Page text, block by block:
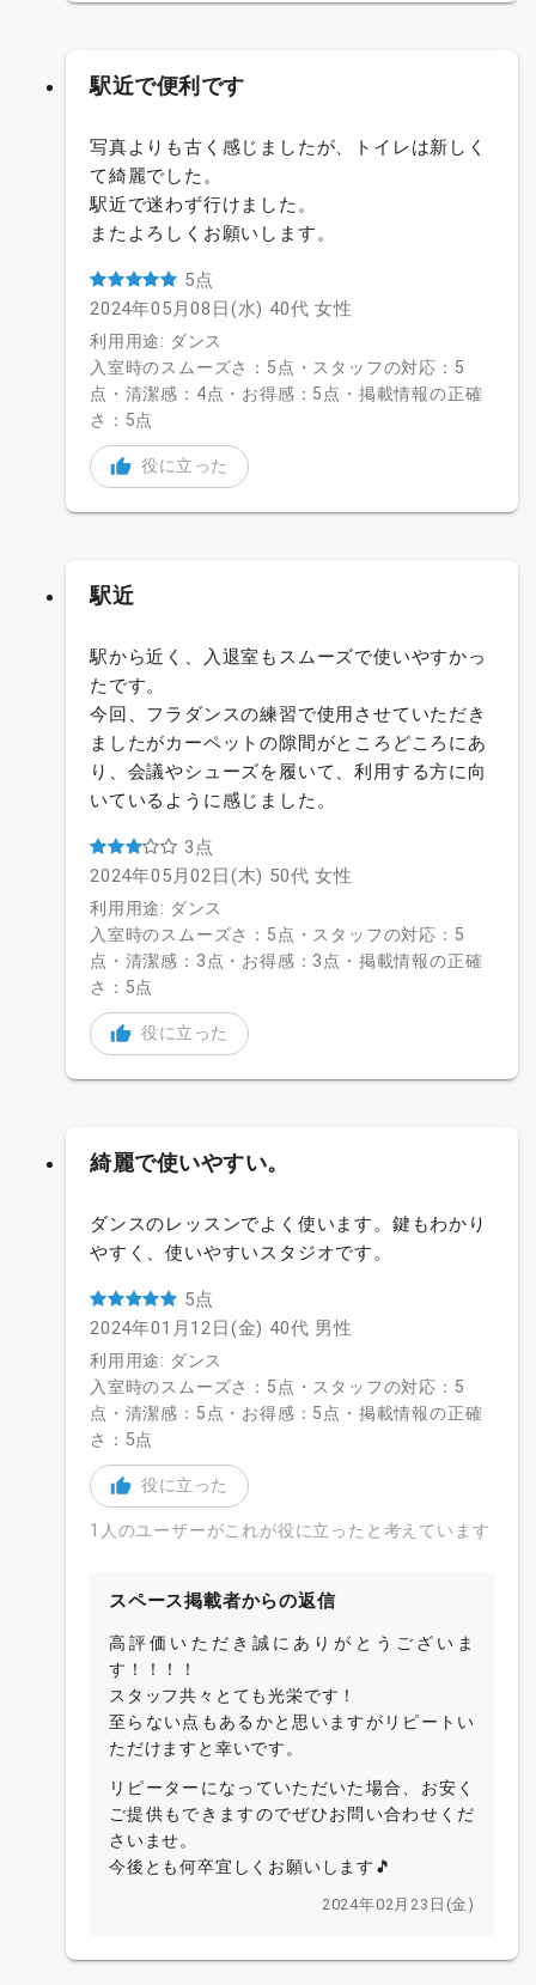
駅近で便利です
写真よりも古く感じましたが、トイレは新しく
て綺麗でした。
駅近で迷わず行けました。
またよろしくお願いします。
5点
2024年05月08日(水) 40代 女性
利用用途: ダンス
入室時のスムーズさ：5点・スタッフの対応：5
点・清潔感：4点・お得感：5点・掲載情報の正確
さ：5点
役に立った
駅近
駅から近く、入退室もスムーズで使いやすかっ
たです。
今回、フラダンスの練習で使用させていただき
ましたがカーペットの隙間がところどころにあ
り、会議やシューズを履いて、利用する方に向
いているように感じました。
3点
2024年05月02日(木) 50代 女性
利用用途: ダンス
入室時のスムーズさ：5点・スタッフの対応：5
点・清潔感：3点・お得感：3点・掲載情報の正確
さ：5点
役に立った
綺麗で使いやすい。
ダンスのレッスンでよく使います。鍵もわかり
やすく、使いやすいスタジオです。
5点
2024年01月12日(金) 40代 男性
利用用途: ダンス
入室時のスムーズさ：5点・スタッフの対応：5
点・清潔感：5点・お得感：5点・掲載情報の正確
さ：5点
役に立った
1人のユーザーがこれが役に立ったと考えています
スペース掲載者からの返信
高評価いただき誠にありがとうございま
す！！！！
スタッフ共々とても光栄です！
至らない点もあるかと思いますがリピートい
ただけますと幸いです。
リピーターになっていただいた場合、お安く
ご提供もできますのでぜひお問い合わせくだ
さいませ。
今後とも何卒宜しくお願いします🎵
2024年02月23日(金)